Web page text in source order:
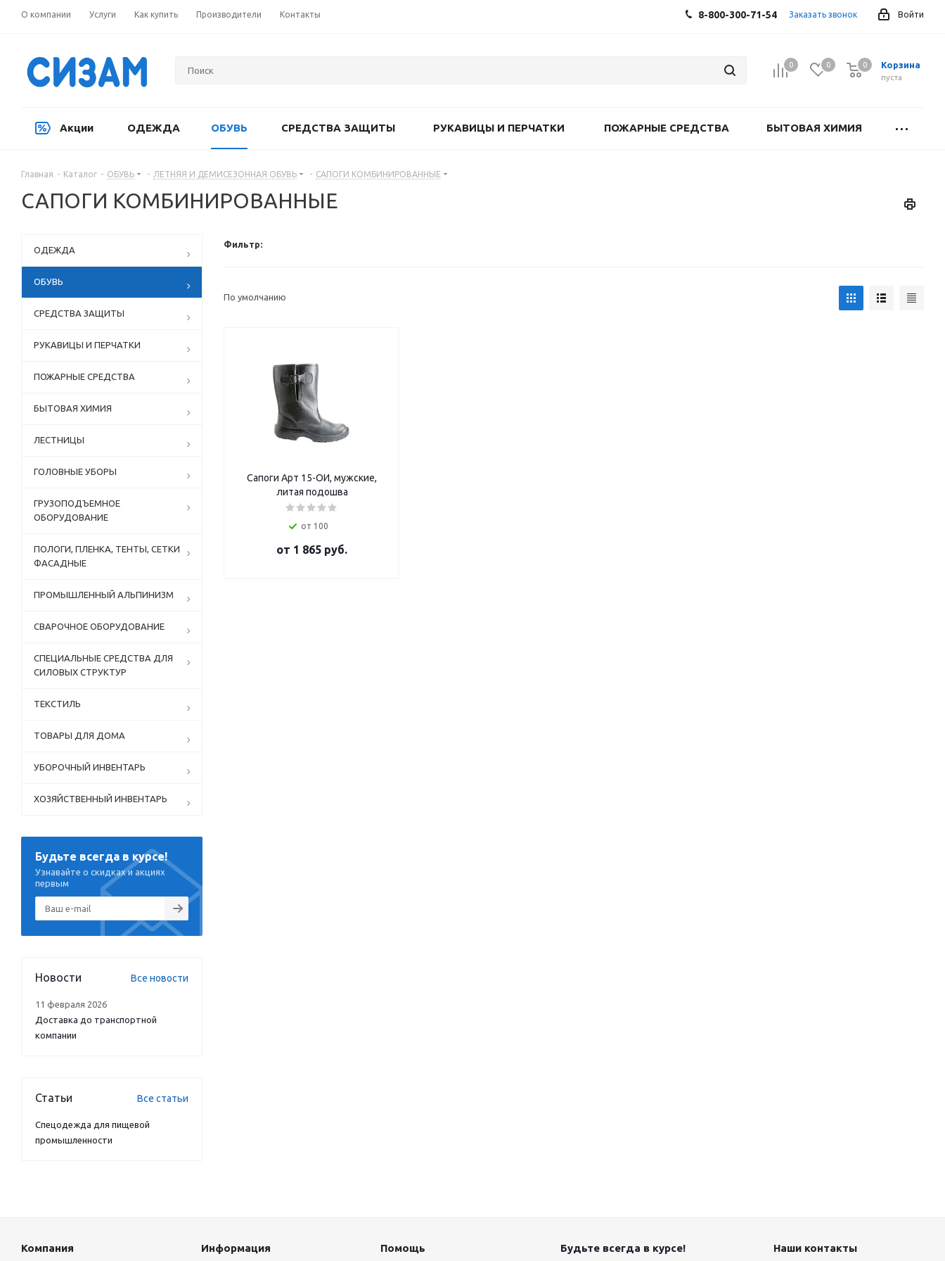
О компании Услуги Как купить Производители Контакты Войти
8-800-300-71-54 Заказать звонок
0 0 Корзина
0
пуста
0
Акции ОДЕЖДА ОБУВЬ СРЕДСТВА ЗАЩИТЫ РУКАВИЦЫ И ПЕРЧАТКИ ПОЖАРНЫЕ СРЕДСТВА БЫТОВАЯ ХИМИЯ
Главная - Каталог - ОБУВЬ - ЛЕТНЯЯ И ДЕМИСЕЗОННАЯ ОБУВЬ - САПОГИ КОМБИНИРОВАННЫЕ
САПОГИ КОМБИНИРОВАННЫЕ
Фильтр:
По умолчанию
Сапоги Арт 15-ОИ, мужские,
литая подошва
от 100
от 1 865 руб.
ОДЕЖДА
ОБУВЬ
СРЕДСТВА ЗАЩИТЫ
РУКАВИЦЫ И ПЕРЧАТКИ
ПОЖАРНЫЕ СРЕДСТВА
БЫТОВАЯ ХИМИЯ
ЛЕСТНИЦЫ
ГОЛОВНЫЕ УБОРЫ
ГРУЗОПОДЪЕМНОЕ
ОБОРУДОВАНИЕ
ПОЛОГИ, ПЛЕНКА, ТЕНТЫ, СЕТКИ
ФАСАДНЫЕ
ПРОМЫШЛЕННЫЙ АЛЬПИНИЗМ
СВАРОЧНОЕ ОБОРУДОВАНИЕ
СПЕЦИАЛЬНЫЕ СРЕДСТВА ДЛЯ
СИЛОВЫХ СТРУКТУР
ТЕКСТИЛЬ
ТОВАРЫ ДЛЯ ДОМА
УБОРОЧНЫЙ ИНВЕНТАРЬ
ХОЗЯЙСТВЕННЫЙ ИНВЕНТАРЬ
Будьте всегда в курсе!
Узнавайте о скидках и акциях
первым
Новости Все новости
11 февраля 2026
Доставка до транспортной
компании
Статьи Все статьи
Спецодежда для пищевой
промышленности
Компания Информация Помощь Будьте всегда в курсе! Наши контакты